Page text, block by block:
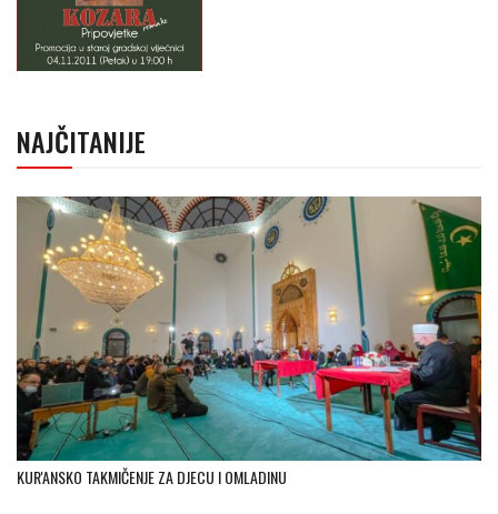
NAJČITANIJE
KUR'ANSKO TAKMIČENJE ZA DJECU I OMLADINU